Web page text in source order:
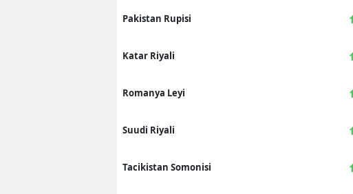
Pakistan Rupisi
Katar Riyali
Romanya Leyi
Suudi Riyali
Tacikistan Somonisi